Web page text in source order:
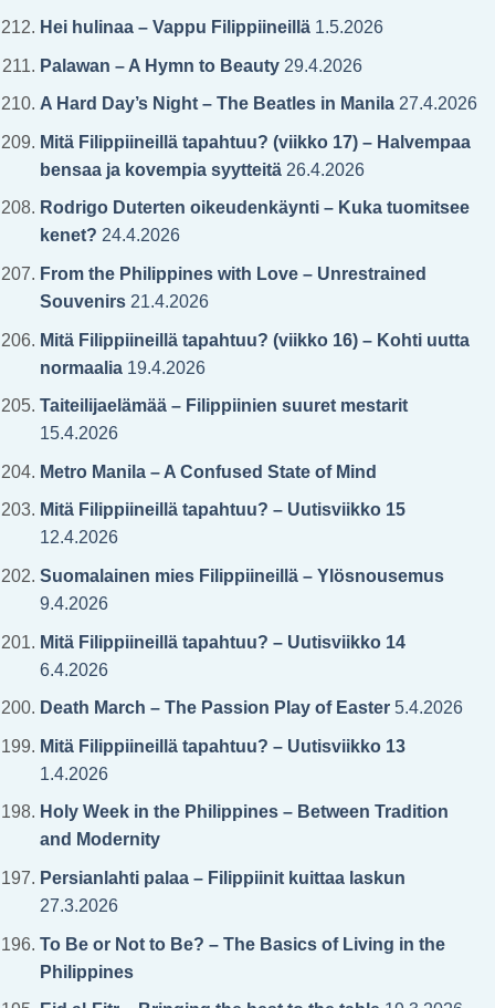
Hei hulinaa – Vappu Filippiineillä1.5.2026
Palawan – A Hymn to Beauty29.4.2026
A Hard Day’s Night – The Beatles in Manila27.4.2026
Mitä Filippiineillä tapahtuu? (viikko 17) – Halvempaa
bensaa ja kovempia syytteitä26.4.2026
Rodrigo Duterten oikeudenkäynti – Kuka tuomitsee
kenet? 24.4.2026
From the Philippines with Love – Unrestrained
Souvenirs21.4.2026
Mitä Filippiineillä tapahtuu? (viikko 16) – Kohti uutta
normaalia19.4.2026
Taiteilijaelämää – Filippiinien suuret mestarit
15.4.2026
Metro Manila – A Confused State of Mind
Mitä Filippiineillä tapahtuu? – Uutisviikko 15
12.4.2026
Suomalainen mies Filippiineillä – Ylösnousemus
9.4.2026
Mitä Filippiineillä tapahtuu? – Uutisviikko 14
6.4.2026
Death March – The Passion Play of Easter5.4.2026
Mitä Filippiineillä tapahtuu? – Uutisviikko 13
1.4.2026
Holy Week in the Philippines – Between Tradition
and Modernity
Persianlahti palaa – Filippiinit kuittaa laskun
27.3.2026
To Be or Not to Be? – The Basics of Living in the
Philippines